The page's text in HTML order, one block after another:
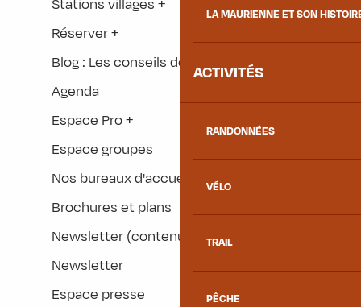
LA MAURIENNE ET SON
ACTIVITÉS
RANDONNÉES
VÉLO
TRAIL
PÊCHE
Stations villages +
Réserver +
Blog : Les conseils des locaux +
Agenda
Espace Pro +
Espace groupes
Nos bureaux d'accueil
Brochures et plans
Newsletter (contenu dupliqué)
Newsletter
Espace presse